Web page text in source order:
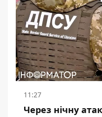
11:27
Через нічну